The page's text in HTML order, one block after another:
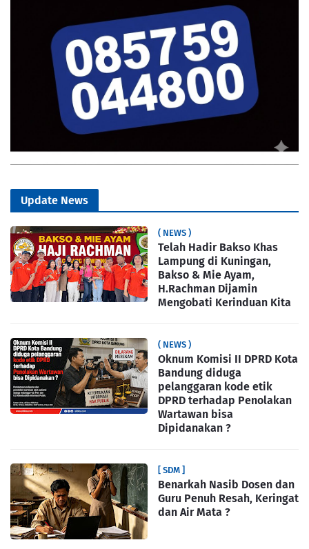
Update News
( NEWS )
Telah Hadir Bakso Khas
Lampung di Kuningan,
Bakso & Mie Ayam,
H.Rachman Dijamin
Mengobati Kerinduan Kita
( NEWS )
Oknum Komisi II DPRD Kota
Bandung diduga
pelanggaran kode etik
DPRD terhadap Penolakan
Wartawan bisa
Dipidanakan ?
[ SDM ]
Benarkah Nasib Dosen dan
Guru Penuh Resah, Keringat
dan Air Mata ?